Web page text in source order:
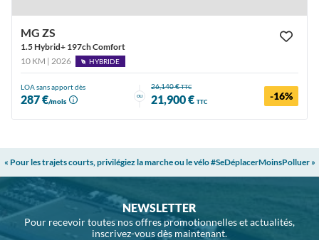
MG ZS
1.5 Hybrid+ 197ch Comfort
10 KM | 2026
HYBRIDE
LOA sans apport dès
287 €/mois
ou
26,140 €TTC
21,900 € TTC -16%
« Pour les trajets courts, privilégiez la marche ou le vélo #SeDéplacerMoinsPolluer »
NEWSLETTER
Pour recevoir toutes nos offres promotionnelles et actualités,
inscrivez-vous dès maintenant.